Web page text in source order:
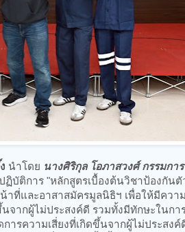
นำโดย นางศิริกุล โอภาสวงศ์ กรรมการ
ฏิบัติการ "หลักสูตรเบื้องต้นวิชาป้องกันตั
าที่และอาสาสมัครมูลนิธิฯ เพื่อให้มีควา
จากผู้ไม่ประสงค์ดี รวมทั้งมีทักษะในกา
ารความเสี่ยงที่เกิดขึ้นจากผู้ไม่ประสง